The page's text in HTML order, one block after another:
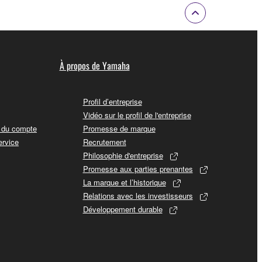
compte
À propos de Yamaha
Profil d’entreprise
Vidéo sur le profil de l'entreprise
Promesse de marque
Recrutement
Philosophie d'entreprise
Promesse aux parties prenantes
La marque et l’historique
Relations avec les investisseurs
Développement durable